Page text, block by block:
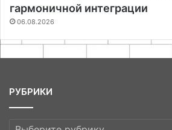
гармоничной интеграции
06.08.2026
РУБРИКИ
РУБРИКИ